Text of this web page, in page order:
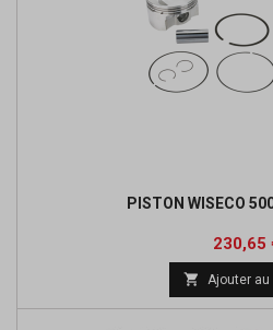
PISTON WISECO
Prix
230,65
 Ajouter au